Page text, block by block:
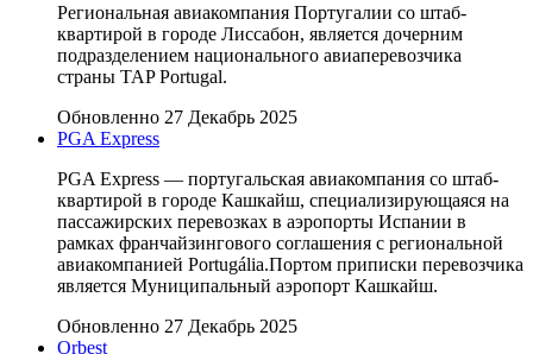
Региональная авиакомпания Португалии со штаб-
квартирой в городе Лиссабон, является дочерним
подразделением национального авиаперевозчика
страны TAP Portugal.
Обновленно 27 Декабрь 2025
PGA Express
PGA Express — португальская авиакомпания со штаб-
квартирой в городе Кашкайш, специализирующаяся на
пассажирских перевозках в аэропорты Испании в
рамках франчайзингового соглашения с региональной
авиакомпанией Portugália.Портом приписки перевозчика
является Муниципальный аэропорт Кашкайш.
Обновленно 27 Декабрь 2025
Orbest